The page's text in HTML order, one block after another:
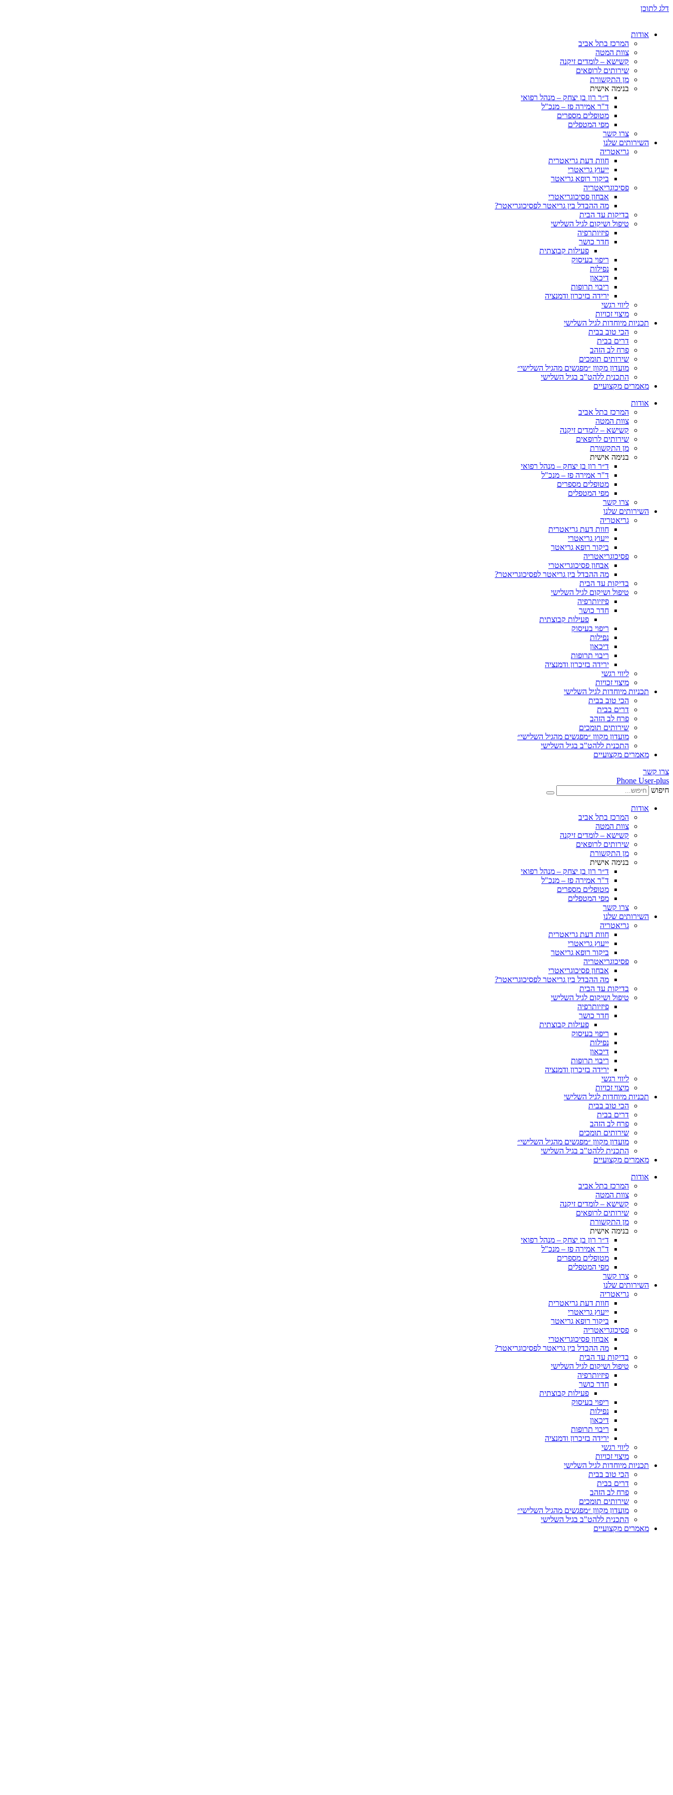
דלג לתוכן
אודות
המרכז בתל אביב
צוות המטה
קשישא – לומדים זיקנה
שירותים לרופאים
מן התקשורת
בנימה אישית
ד״ר רון בן יצחק – מנהל רפואי
ד"ר אמירה פז – מנכ"ל
מטופלים מספרים
מפי המטפלים
צרו קשר
השירותים שלנו
גריאטריה
חוות דעת גריאטרית
ייעוץ גריאטרי
ביקור רופא גריאטר
פסיכוגריאטריה
אבחון פסיכוגריאטרי
מה ההבדל בין גריאטר לפסיכוגריאטר?
בדיקות עד הבית
טיפול ושיקום לגיל השלישי
פיזיותרפיה
חדר כושר
פעילות קבוצתית
ריפוי בעיסוק
נפילות
דיכאון
ריבוי תרופות
ירידה בזיכרון ודמנציה
ליווי רגשי
מיצוי זכויות
תכניות מיוחדות לגיל השלישי
הכי טוב בבית
דרים בבית
פרח לב הזהב
שירותים תומכים
מועדון מקוון ״מפגשים מהגיל השלישי״
התכנית ללהט"ב בגיל השלישי
מאמרים מקצועיים
אודות
המרכז בתל אביב
צוות המטה
קשישא – לומדים זיקנה
שירותים לרופאים
מן התקשורת
בנימה אישית
ד״ר רון בן יצחק – מנהל רפואי
ד"ר אמירה פז – מנכ"ל
מטופלים מספרים
מפי המטפלים
צרו קשר
השירותים שלנו
גריאטריה
חוות דעת גריאטרית
ייעוץ גריאטרי
ביקור רופא גריאטר
פסיכוגריאטריה
אבחון פסיכוגריאטרי
מה ההבדל בין גריאטר לפסיכוגריאטר?
בדיקות עד הבית
טיפול ושיקום לגיל השלישי
פיזיותרפיה
חדר כושר
פעילות קבוצתית
ריפוי בעיסוק
נפילות
דיכאון
ריבוי תרופות
ירידה בזיכרון ודמנציה
ליווי רגשי
מיצוי זכויות
תכניות מיוחדות לגיל השלישי
הכי טוב בבית
דרים בבית
פרח לב הזהב
שירותים תומכים
מועדון מקוון ״מפגשים מהגיל השלישי״
התכנית ללהט"ב בגיל השלישי
מאמרים מקצועיים
צרו קשר
Phone User-plus
חיפוש
אודות
המרכז בתל אביב
צוות המטה
קשישא – לומדים זיקנה
שירותים לרופאים
מן התקשורת
בנימה אישית
ד״ר רון בן יצחק – מנהל רפואי
ד"ר אמירה פז – מנכ"ל
מטופלים מספרים
מפי המטפלים
צרו קשר
השירותים שלנו
גריאטריה
חוות דעת גריאטרית
ייעוץ גריאטרי
ביקור רופא גריאטר
פסיכוגריאטריה
אבחון פסיכוגריאטרי
מה ההבדל בין גריאטר לפסיכוגריאטר?
בדיקות עד הבית
טיפול ושיקום לגיל השלישי
פיזיותרפיה
חדר כושר
פעילות קבוצתית
ריפוי בעיסוק
נפילות
דיכאון
ריבוי תרופות
ירידה בזיכרון ודמנציה
ליווי רגשי
מיצוי זכויות
תכניות מיוחדות לגיל השלישי
הכי טוב בבית
דרים בבית
פרח לב הזהב
שירותים תומכים
מועדון מקוון ״מפגשים מהגיל השלישי״
התכנית ללהט"ב בגיל השלישי
מאמרים מקצועיים
אודות
המרכז בתל אביב
צוות המטה
קשישא – לומדים זיקנה
שירותים לרופאים
מן התקשורת
בנימה אישית
ד״ר רון בן יצחק – מנהל רפואי
ד"ר אמירה פז – מנכ"ל
מטופלים מספרים
מפי המטפלים
צרו קשר
השירותים שלנו
גריאטריה
חוות דעת גריאטרית
ייעוץ גריאטרי
ביקור רופא גריאטר
פסיכוגריאטריה
אבחון פסיכוגריאטרי
מה ההבדל בין גריאטר לפסיכוגריאטר?
בדיקות עד הבית
טיפול ושיקום לגיל השלישי
פיזיותרפיה
חדר כושר
פעילות קבוצתית
ריפוי בעיסוק
נפילות
דיכאון
ריבוי תרופות
ירידה בזיכרון ודמנציה
ליווי רגשי
מיצוי זכויות
תכניות מיוחדות לגיל השלישי
הכי טוב בבית
דרים בבית
פרח לב הזהב
שירותים תומכים
מועדון מקוון ״מפגשים מהגיל השלישי״
התכנית ללהט"ב בגיל השלישי
מאמרים מקצועיים